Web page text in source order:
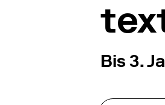
von10.
Bis 3.